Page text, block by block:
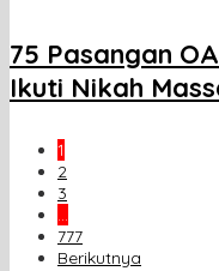
75 Pasangan
Ikuti Nikah
1
2
3
…
777
Berikutnya